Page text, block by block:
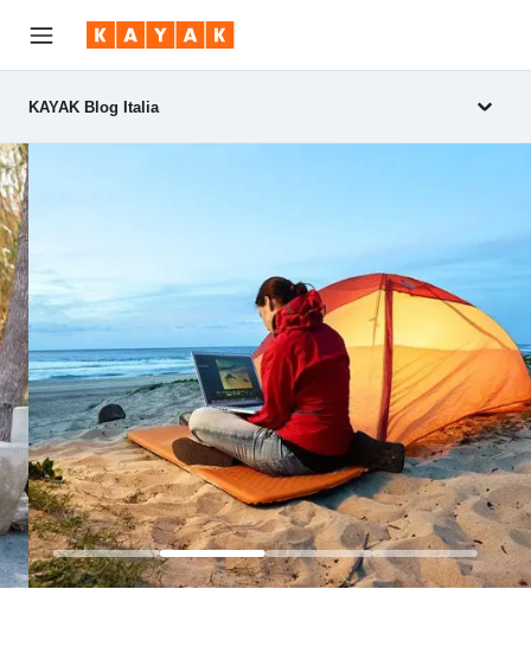
KAYAK Blog Italia